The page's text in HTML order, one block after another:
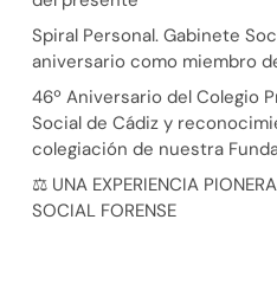
Spiral Personal. Gabinete
aniversario como miembro
46º Aniversario del Colegio
Social de Cádiz y
colegiación de nuestra
⚖️ UNA EXPERIENCIA
SOCIAL FORENSE